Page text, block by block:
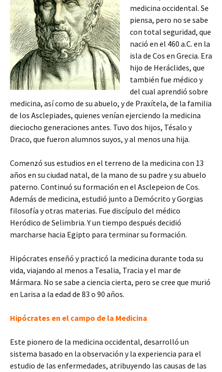
medicina occidental. Se
piensa, pero no se sabe
con total seguridad, que
nació en el 460 a.C. en la
isla de Cos en Grecia. Era
hijo de Heráclides, que
también fue médico y
del cual aprendió sobre
medicina, así como de su abuelo, y de Praxítela, de la familia
de los Asclepiades, quienes venían ejerciendo la medicina
dieciocho generaciones antes. Tuvo dos hijos, Tésalo y
Draco, que fueron alumnos suyos, y al menos una hija.
Comenzó sus estudios en el terreno de la medicina con 13
años en su ciudad natal, de la mano de su padre y su abuelo
paterno. Continuó su formación en el Asclepeion de Cos.
Además de medicina, estudió junto a Demócrito y Gorgias
filosofía y otras materias. Fue discípulo del médico
Heródico de Selimbria. Y un tiempo después decidió
marcharse hacia Egipto para terminar su formación.
Hipócrates enseñó y practicó la medicina durante toda su
vida, viajando al menos a Tesalia, Tracia y el mar de
Mármara. No se sabe a ciencia cierta, pero se cree que murió
en Larisa a la edad de 83 o 90 años.
Hipócrates en el campo de la Medicina
Este pionero de la medicina occidental, desarrolló un
sistema basado en la observación y la experiencia para el
estudio de las enfermedades, atribuyendo las causas de las